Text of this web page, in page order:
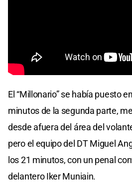
El “Millonario” se había puesto
minutos de la segunda parte,
desde afuera del área del
pero el equipo del DT Miguel
los 21 minutos, con un penal
delantero Iker Muniain.